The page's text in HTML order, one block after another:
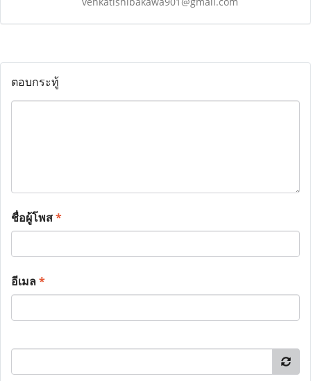
ตอบกระทู้
ชื่อผู้โพส*
อีเมล*